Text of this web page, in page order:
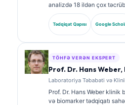
analizdə 18 ildən çox
təsdiqlənmiş klinik
ixtisas sertifikatlarına
biomarker panelləri və
Tədqiqat Qapısı Google
TÖHFƏ VERƏN EKSPERT
Prof. Dr. Hans Weber,
Laboratoriya Təbabəti və
Prof. Dr. Hans Weber
və biomarker tədqiqatı